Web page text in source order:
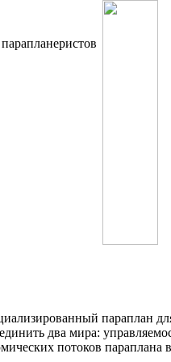
параплан
два мира:
потоков параплана